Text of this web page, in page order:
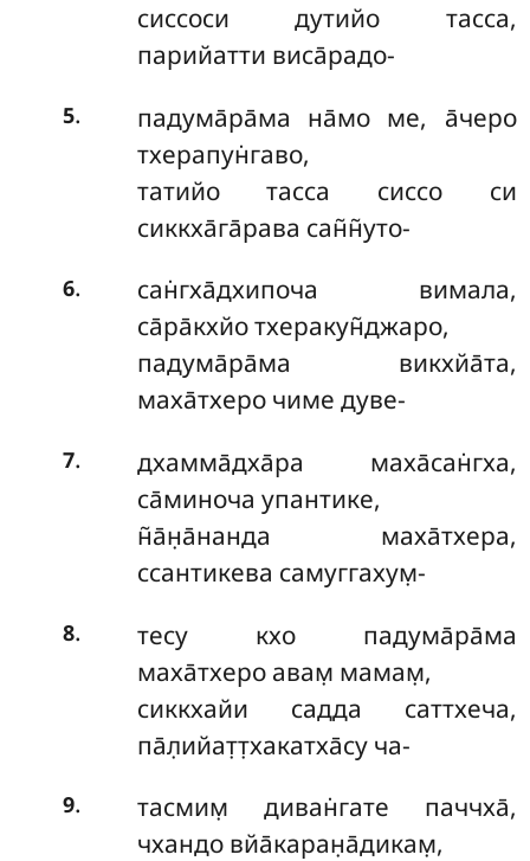
сиссоси дутийо тасса,
парийатти виса̄радо-
5.
падума̄ра̄ма на̄мо ме, а̄черо
тхерапун̇гаво,
татийо тасса сиссо си
сиккха̄га̄рава сан̃н̃уто-
6.
сан̇гха̄дхипоча вимала,
са̄ра̄кхйо тхеракун̃джаро,
падума̄ра̄ма викхйа̄та,
маха̄тхеро чиме дуве-
7.
дхамма̄дха̄ра маха̄сан̇гха,
са̄миноча упантике,
н̃а̄н̣а̄нанда маха̄тхера,
ссантикева самуггахум̣-
8.
тесу кхо падума̄ра̄ма
маха̄тхеро авам̣ мамам̣,
сиккхайи садда саттхеча,
па̄л̣ийат̣т̣хакатха̄су ча-
9.
тасмим̣ диван̇гате паччха̄,
чхандо вйа̄каран̣а̄дикам̣,